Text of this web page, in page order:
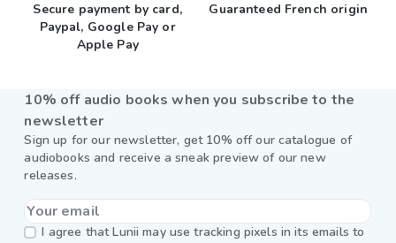
Secure payment by card,
Paypal, Google Pay or
Apple Pay
Guaranteed French origin
10% off audio books when you subscribe to the
newsletter
Sign up for our newsletter, get 10% off our catalogue of
audiobooks and receive a sneak preview of our new
releases.
I agree that Lunii may use tracking pixels in its emails to